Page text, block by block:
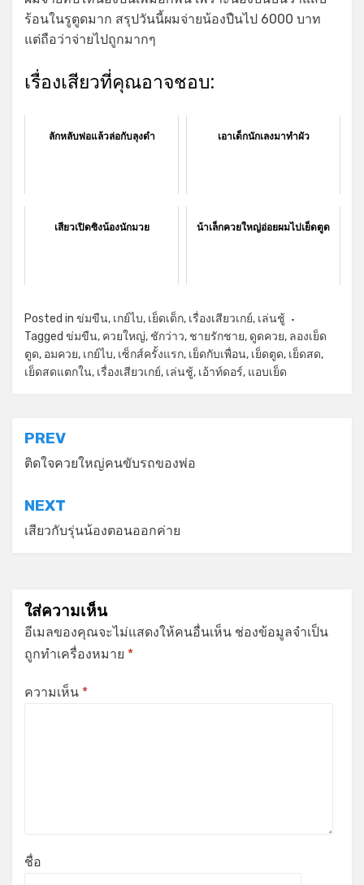
ร้อนในรูตูดมาก สรุปวันนี้ผมจ่ายน้องปืนไป 6000 บาท
แต่ถือว่าจ่ายไปถูกมากๆ
เรื่องเสียวที่คุณอาจชอบ:
ลักหลับพ่อแล้วล่อกับลุงดำ เอาเด็กนักเลงมาทำผัว
เสียวเปิดซิงน้องนักมวย น้าเล็กควยใหญ่อ่อยผมไปเย็ดตูด
Posted in ข่มขืน, เกย์ไบ, เย็ดเด็ก, เรื่องเสียวเกย์, เล่นชู้
Tagged ข่มขืน, ควยใหญ่, ชักว่าว, ชายรักชาย, ดูดควย, ลองเย็ด
ตูด, อมควย, เกย์ไบ, เซ็กส์ครั้งแรก, เย็ดกับเพื่อน, เย็ดตูด, เย็ดสด,
เย็ดสดแตกใน, เรื่องเสียวเกย์, เล่นชู้, เอ้าท์ดอร์, แอบเย็ด
แนะแนว
เรื่อง
PREV
ติดใจควยใหญ่คนขับรถของพ่อ
NEXT
เสียวกับรุ่นน้องตอนออกค่าย
ใส่ความเห็น
อีเมลของคุณจะไม่แสดงให้คนอื่นเห็น ช่องข้อมูลจำเป็น
ถูกทำเครื่องหมาย *
ความเห็น *
ชื่อ